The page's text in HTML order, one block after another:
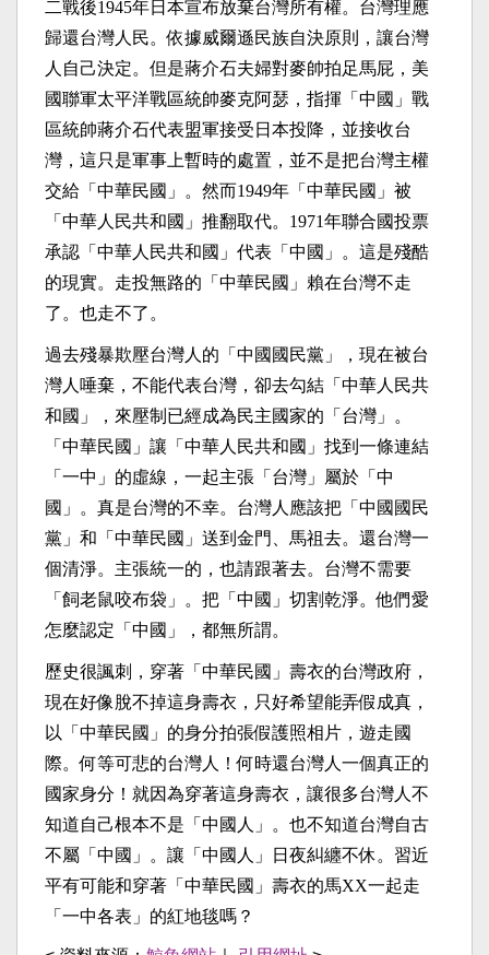
二戰後1945年日本宣布放棄台灣所有權。台灣理應
歸還台灣人民。依據威爾遜民族自決原則，讓台灣
人自己決定。但是蔣介石夫婦對麥帥拍足馬屁，美
國聯軍太平洋戰區統帥麥克阿瑟，指揮「中國」戰
區統帥蔣介石代表盟軍接受日本投降，並接收台
灣，這只是軍事上暫時的處置，並不是把台灣主權
交給「中華民國」。然而1949年「中華民國」被
「中華人民共和國」推翻取代。 1971年聯合國投票
承認「中華人民共和國」代表「中國」。這是殘酷
的現實。走投無路的「中華民國」賴在台灣不走
了。也走不了。
過去殘暴欺壓台灣人的「中國國民黨」，現在被台
灣人唾棄，不能代表台灣，卻去勾結「中華人民共
和國」，來壓制已經成為民主國家的「台灣」。
「中華民國」讓「中華人民共和國」找到一條連結
「一中」的虛線，一起主張「台灣」屬於「中
國」。真是台灣的不幸。台灣人應該把「中國國民
黨」和「中華民國」送到金門、馬祖去。還台灣一
個清淨。主張統一的，也請跟著去。台灣不需要
「飼老鼠咬布袋」。把「中國」切割乾淨。他們愛
怎麼認定「中國」，都無所謂。
歷史很諷刺，穿著「中華民國」壽衣的台灣政府，
現在好像脫不掉這身壽衣，只好希望能弄假成真，
以「中華民國」的身分拍張假護照相片，遊走國
際。何等可悲的台灣人！何時還台灣人一個真正的
國家身分！就因為穿著這身壽衣，讓很多台灣人不
知道自己根本不是「中國人」。也不知道台灣自古
不屬「中國」。讓「中國人」日夜糾纏不休。習近
平有可能和穿著「中華民國」壽衣的馬XX一起走
「一中各表」的紅地毯嗎？